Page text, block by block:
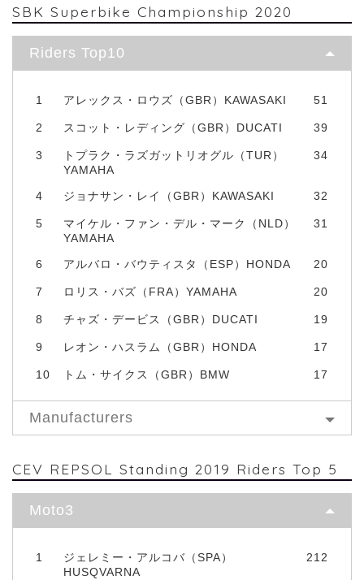
SBK Superbike Championship 2020
Riders Top10
1 アレックス・ロウズ（GBR）KAWASAKI 51
2 スコット・レディング（GBR）DUCATI 39
3
トプラク・ラズガットリオグル（TUR）
YAMAHA
34
4 ジョナサン・レイ（GBR）KAWASAKI 32
5
マイケル・ファン・デル・マーク（NLD）
YAMAHA
31
6 アルバロ・バウティスタ（ESP）HONDA 20
7 ロリス・バズ（FRA）YAMAHA 20
8 チャズ・デービス（GBR）DUCATI 19
9 レオン・ハスラム（GBR）HONDA 17
10 トム・サイクス（GBR）BMW 17
Manufacturers
CEV REPSOL Standing 2019 Riders Top 5
Moto3
1
ジェレミー・アルコバ（SPA）
HUSQVARNA
212